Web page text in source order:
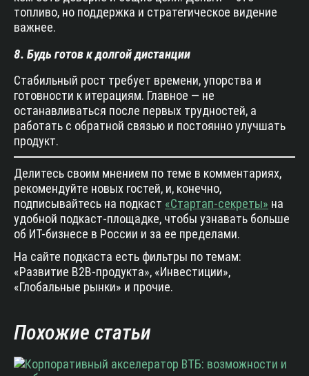
топливо, но поддержка и стратегическое видение
важнее.
8. Будь готов к долгой дистанции
Стабильный рост требует времени, упорства и
готовности к итерациям. Главное — не
останавливаться после первых трудностей, а
работать с обратной связью и постоянно улучшать
продукт.
Делитесь своим мнением по теме в комментариях,
рекомендуйте новых гостей, и, конечно,
подписывайтесь на подкаст «Стартап-секреты» на
удобной подкаст-площадке, чтобы узнавать больше
об ИТ-бизнесе в России и за ее пределами.
На сайте подкаста есть фильтры по темам:
«Развитие B2B-продукта», «Инвестиции»,
«Глобальные рынки» и прочие.
Похожие статьи